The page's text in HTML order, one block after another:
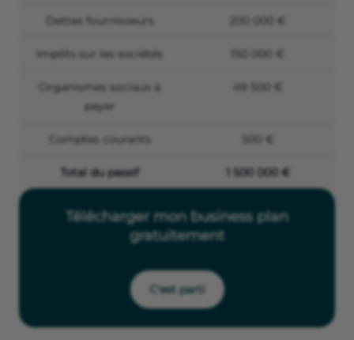
Dettes fournisseurs 200 000 €
Impôts sur les sociétés 150 000 €
Organismes sociaux à
payer
49 500 €
Comptes courants 500 €
Total du passif 1 500 000 €
Télécharger mon business plan
gratuitement
C'est parti